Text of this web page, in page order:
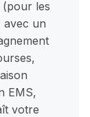
(pour les
avec un
EMS,
votre